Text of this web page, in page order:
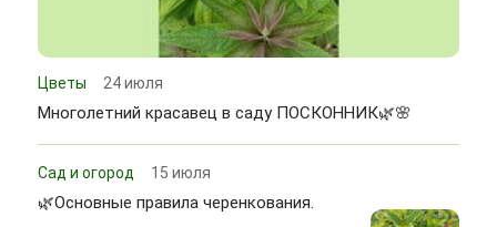
Цветы 24 июля
Многолетний красавец в саду ПОСКОННИК🌿🌸
Сад и огород 15 июля
🌿Основные правила черенкования.